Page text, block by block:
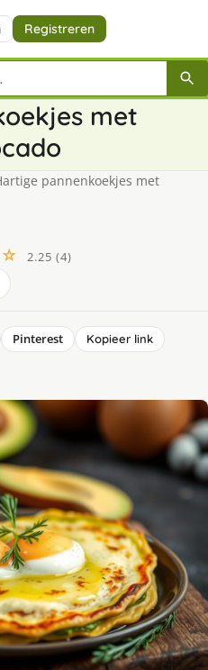
Registreren
met
pannenkoekjes met
2.25 (4)
Pinterest
Kopieer link